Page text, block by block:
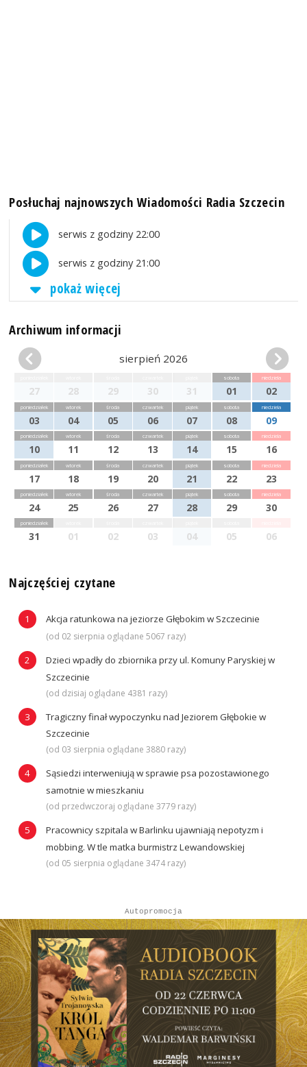
Posłuchaj najnowszych Wiadomości Radia Szczecin
serwis z godziny 22:00
serwis z godziny 21:00
pokaż więcej
Archiwum informacji
sierpień 2026
27 28 29 30 31
sobota
01
niedziela
02
poniedziałek
03
wtorek
04
środa
05
czwartek
06
piątek
07
sobota
08
niedziela
09
poniedziałek
10
wtorek
11
środa
12
czwartek
13
piątek
14
sobota
15
niedziela
16
poniedziałek
17
wtorek
18
środa
19
czwartek
20
piątek
21
sobota
22
niedziela
23
poniedziałek
24
wtorek
25
środa
26
czwartek
27
piątek
28
sobota
29
niedziela
30
poniedziałek
31 01 02 03 04 05 06
Najczęściej czytane
Akcja ratunkowa na jeziorze Głębokim w Szczecinie
(od 02 sierpnia oglądane 5067 razy)
Dzieci wpadły do zbiornika przy ul. Komuny Paryskiej w
Szczecinie
(od dzisiaj oglądane 4381 razy)
Tragiczny finał wypoczynku nad Jeziorem Głębokie w
Szczecinie
(od 03 sierpnia oglądane 3880 razy)
Sąsiedzi interweniują w sprawie psa pozostawionego
samotnie w mieszkaniu
(od przedwczoraj oglądane 3779 razy)
Pracownicy szpitala w Barlinku ujawniają nepotyzm i
mobbing. W tle matka burmistrz Lewandowskiej
(od 05 sierpnia oglądane 3474 razy)
Autopromocja